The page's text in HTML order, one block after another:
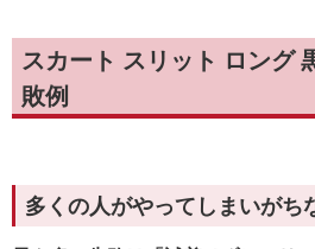
スカート スリット ロング
敗例
多くの人がやってしまいがち